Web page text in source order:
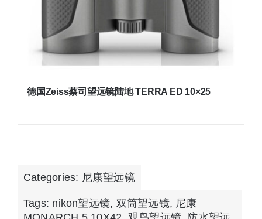
德国Zeiss蔡司望远镜陆地 TERRA ED 10×25
Categories: 尼康望远镜
Tags: nikon望远镜, 双筒望远镜, 尼康